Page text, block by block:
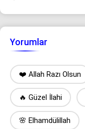
Yorumlar
❤️ Allah Razı Olsun
🔥 Güzel İlahi
🌸 Elhamdülillah